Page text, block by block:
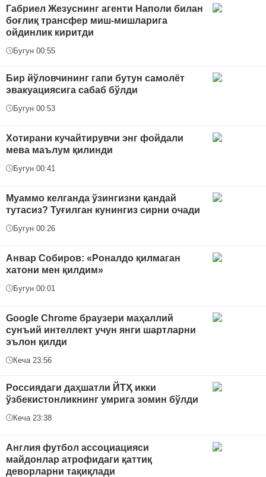
Габриел Жезуснинг агенти Наполи билан
боғлиқ трансфер миш-мишларига
ойдинлик киритди
Бугун 00:55
Бир йўловчининг гапи бутун самолёт
эвакуациясига сабаб бўлди
Бугун 00:53
Хотирани кучайтирувчи энг фойдали
мева маълум қилинди
Бугун 00:41
Муаммо келганда ўзингизни қандай
тутасиз? Туғилган кунингиз сирни очади
Бугун 00:26
Анвар Собиров: «Роналдо қилмаган
хатони мен қилдим»
Бугун 00:01
Google Chrome браузери маҳаллий
сунъий интеллект учун янги шартларни
эълон қилди
Кеча 23:56
Россиядаги даҳшатли ЙТҲ икки
ўзбекистонликнинг умрига зомин бўлди
Кеча 23:38
Англия футбол ассоциацияси
майдонлар атрофидаги қаттиқ
деворларни тақиқлади